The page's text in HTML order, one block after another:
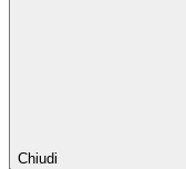
Chiudi